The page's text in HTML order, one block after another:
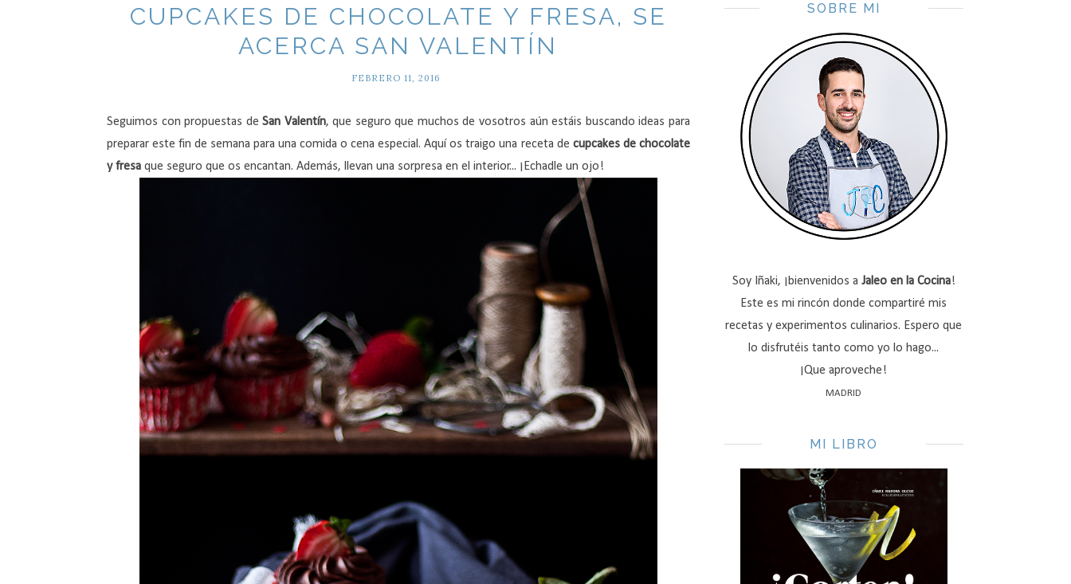
CUPCAKES DE CHOCOLATE Y FRESA, SE
ACERCA SAN VALENTÍN
FEBRERO 11, 2016
Seguimos con propuestas deSan Valentín, que seguro que muchos de vosotros aún estáis buscando ideas para
preparar este fin de semana para una comida o cena especial. Aquí os traigo una receta de cupcakes de chocolate
y fresa que seguro que os encantan. Además, llevan una sorpresa en el interior... ¡Echadle un ojo!
SOBRE MÍ
Soy Iñaki, ¡bienvenidos a Jaleo en la Cocina!
Este es mi rincón donde compartiré mis
recetas y experimentos culinarios. Espero que
lo disfrutéis tanto como yo lo hago...
¡Que aproveche!
MADRID
MI LIBRO